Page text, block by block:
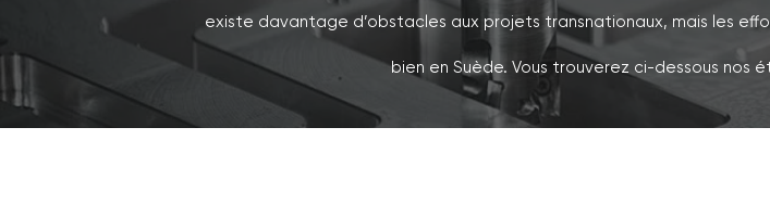
existe davantage d’obstacles aux projets transnationaux, mais les
bien en Suède. Vous trouverez ci-dessous nos